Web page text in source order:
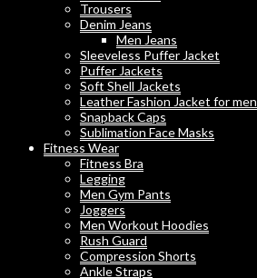
Trousers
Denim Jeans
Men Jeans
Sleeveless Puffer Jacket
Puffer Jackets
Soft Shell Jackets
Leather Fashion Jacket for men
Snapback Caps
Sublimation Face Masks
Fitness Wear
Fitness Bra
Legging
Men Gym Pants
Joggers
Men Workout Hoodies
Rush Guard
Compression Shorts
Ankle Straps